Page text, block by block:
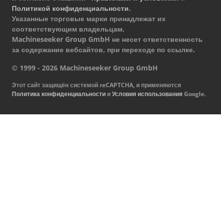
Политикой конфиденциальности.
Указанные торговые марки принадлежат их
соответствующим владельцам.
Machineseeker Group GmbH не несет ответственность
за содержание вебсайтов, при переходе по ссылке.
© 1999 - 2026 Machineseeker Group GmbH
Этот сайт защищён системой reCAPTCHA, и применяются
Политика конфиденциальности иУсловия использованияGoogle.